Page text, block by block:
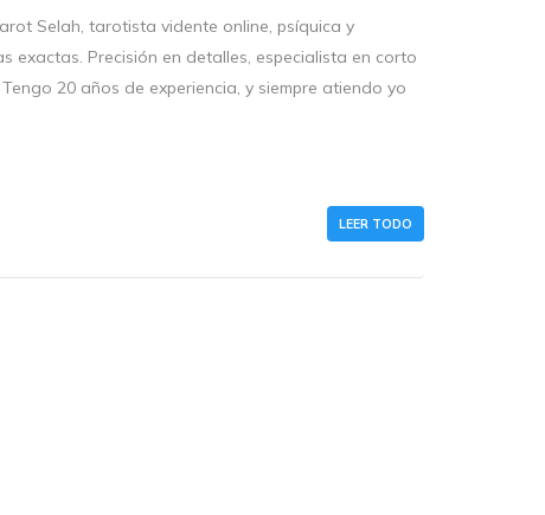
Tarot Selah, tarotista vidente online, psíquica y
exactas. Precisión en detalles, especialista en corto
20 años de experiencia, y siempre atiendo yo
LEER TODO